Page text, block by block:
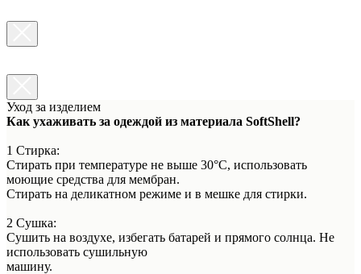
Уход за изделием
Как ухаживать за одеждой из материала SoftShell?
1 Стирка:
Стирать при температуре не выше 30°C, использовать
моющие средства для мембран.
Стирать на деликатном режиме и в мешке для стирки.
2 Сушка:
Сушить на воздухе, избегать батарей и прямого солнца. Не
использовать сушильную
машину.